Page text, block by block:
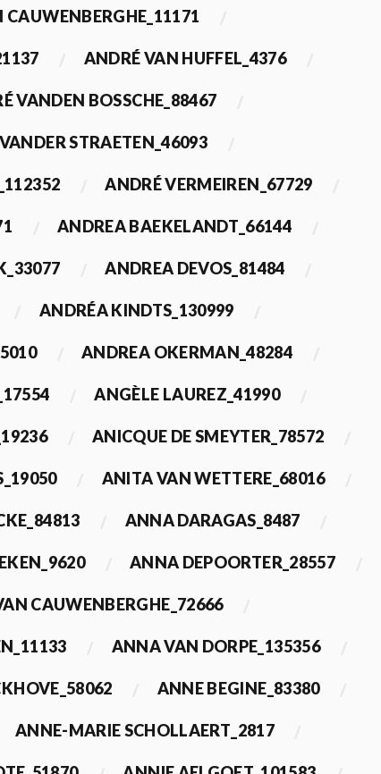
CAUWENBERGHE_11171
ANDRÉ VAN HUFFEL_4376
VANDEN BOSSCHE_88467
STRAETEN_46093
ANDRÉ VERMEIREN_67729
ANDREA BAEKELANDT_66144
ANDREA DEVOS_81484
ANDRÉA KINDTS_130999
ANDREA OKERMAN_48284
ANGÈLE LAUREZ_41990
ANICQUE DE SMEYTER_78572
ANITA VAN WETTERE_68016
ANNA DARAGAS_8487
ANNA DEPOORTER_28557
CAUWENBERGHE_72666
ANNA VAN DORPE_135356
ANNE BEGINE_83380
ANNE-MARIE SCHOLLAERT_2817